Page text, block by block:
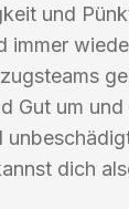
und
immer
Gut um
dich